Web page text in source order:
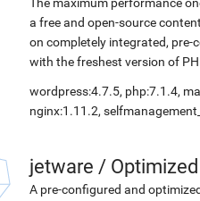
a free and open-source
on completely integrated,
with the freshest version of
wordpress:4.7.5, php:7.1.4,
nginx:1.11.2,
jetware /
A pre-configured and